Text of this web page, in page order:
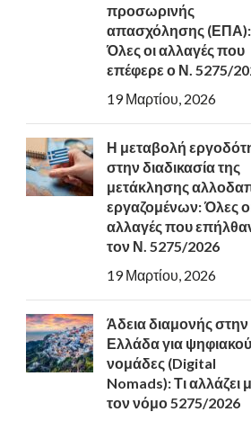
προσωρινής
απασχόλησης (ΕΠΑ):
Όλες οι αλλαγές που
επέφερε ο Ν. 5275/
19 Μαρτίου, 2026
Η μεταβολή
στην διαδικασία της
μετάκλησης
εργαζομένων: Όλες
αλλαγές που
τον Ν. 5275/2026
19 Μαρτίου, 2026
Άδεια διαμονής στην
Ελλάδα για
νομάδες (Digital
Nomads): Τι αλλάζει
τον νόμο 5275/2026